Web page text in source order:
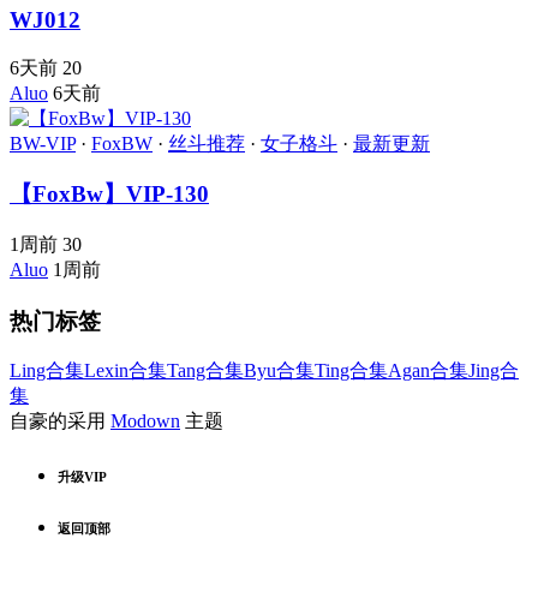
WJ012
6天前 20
Aluo 6天前
BW-VIP· FoxBW · 丝斗推荐 · 女子格斗 · 最新更新
【FoxBw】VIP-130
1周前 30
Aluo 1周前
热门标签
Ling合集Lexin合集Tang合集Byu合集Ting合集Agan合集Jing合
集
自豪的采用 Modown 主题
升级VIP
返回顶部